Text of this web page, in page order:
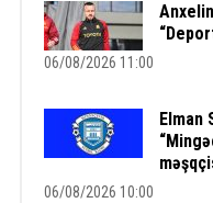
06/08/2026 11:00
Elman
06/08/2026 10:00